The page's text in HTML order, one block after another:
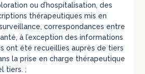
ou d’hospitalisation, des
thérapeutiques mis en
correspondances entre
à l’exception des informations
ont été recueillies auprès de tiers
la prise en charge thérapeutique
tiers. ;